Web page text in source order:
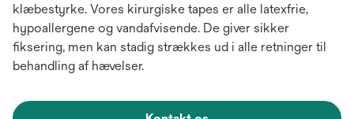
klæbestyrke. Vores kirurgiske tapes er alle latexfrie,
hypoallergene og vandafvisende. De giver sikker
fiksering, men kan stadig strækkes ud i alle retninger til
behandling af hævelser.